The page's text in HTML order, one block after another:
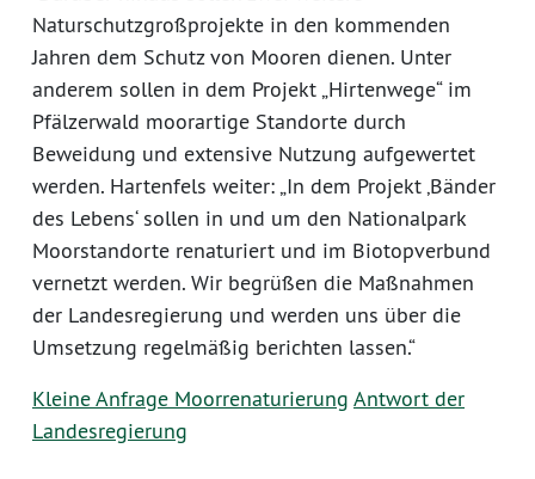
Naturschutzgroßprojekte in den kommenden
Jahren dem Schutz von Mooren dienen. Unter
anderem sollen in dem Projekt „Hirtenwege“ im
Pfälzerwald moorartige Standorte durch
Beweidung und extensive Nutzung aufgewertet
werden. Hartenfels weiter: „In dem Projekt ‚Bänder
des Lebens‘ sollen in und um den Nationalpark
Moorstandorte renaturiert und im Biotopverbund
vernetzt werden. Wir begrüßen die Maßnahmen
der Landesregierung und werden uns über die
Umsetzung regelmäßig berichten lassen.“
Kleine Anfrage Moorrenaturierung Antwort der
Landesregierung